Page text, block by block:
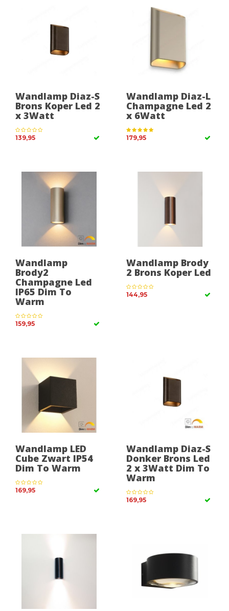
Wandlamp Diaz-S
Brons Koper Led 2
x 3Watt
139,95
Wandlamp Diaz-L
Champagne Led 2
x 6Watt
179,95
Wandlamp
Brody2
Champagne Led
IP65 Dim To
Warm
159,95
Wandlamp Brody
2 Brons Koper Led
144,95
Wandlamp LED
Cube Zwart IP54
Dim To Warm
169,95
Wandlamp Diaz-S
Donker Brons Led
2 x 3Watt Dim To
Warm
169,95